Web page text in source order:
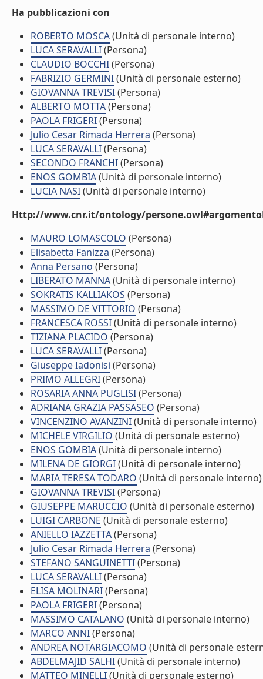
Ha pubblicazioni con
ROBERTO MOSCA(Unità di personale interno)
LUCA SERAVALLI(Persona)
CLAUDIO BOCCHI(Persona)
FABRIZIO GERMINI(Unità di personale esterno)
GIOVANNA TREVISI(Persona)
ALBERTO MOTTA(Persona)
PAOLA FRIGERI(Persona)
Julio Cesar Rimada Herrera (Persona)
LUCA SERAVALLI(Persona)
SECONDO FRANCHI(Persona)
ENOS GOMBIA(Unità di personale interno)
LUCIA NASI(Unità di personale interno)
Http://www.cnr.it/ontology/
MAURO LOMASCOLO (Persona)
Elisabetta Fanizza (Persona)
Anna Persano (Persona)
LIBERATO MANNA(Unità di personale interno)
SOKRATIS KALLIAKOS (Persona)
MASSIMO DE VITTORIO (Persona)
FRANCESCA ROSSI(Unità di personale interno)
TIZIANA PLACIDO (Persona)
LUCA SERAVALLI(Persona)
Giuseppe Iadonisi (Persona)
PRIMO ALLEGRI(Persona)
ROSARIA ANNA PUGLISI(Persona)
ADRIANA GRAZIA PASSASEO (Persona)
VINCENZINO AVANZINI(Unità di personale interno)
MICHELE VIRGILIO (Unità di personale esterno)
ENOS GOMBIA(Unità di personale interno)
MILENA DE GIORGI(Unità di personale interno)
MARIA TERESA TODARO (Unità di personale interno)
GIOVANNA TREVISI(Persona)
GIUSEPPE MARUCCIO (Unità di personale esterno)
LUIGI CARBONE (Unità di personale esterno)
ANIELLO IAZZETTA(Persona)
Julio Cesar Rimada Herrera (Persona)
STEFANO SANGUINETTI(Persona)
LUCA SERAVALLI(Persona)
ELISA MOLINARI(Persona)
PAOLA FRIGERI(Persona)
MASSIMO CATALANO (Unità di personale interno)
MARCO ANNI(Persona)
ANDREA NOTARGIACOMO (Unità di personale
ABDELMAJID SALHI(Unità di personale interno)
MATTEO MINELLI(Unità di personale esterno)